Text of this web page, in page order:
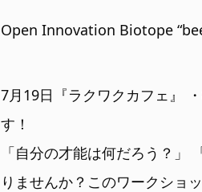
Open Innovation Biotope
7月19日『ラクワクカフェ』
す！
「自分の才能は何だろう？」
りませんか？このワークショ